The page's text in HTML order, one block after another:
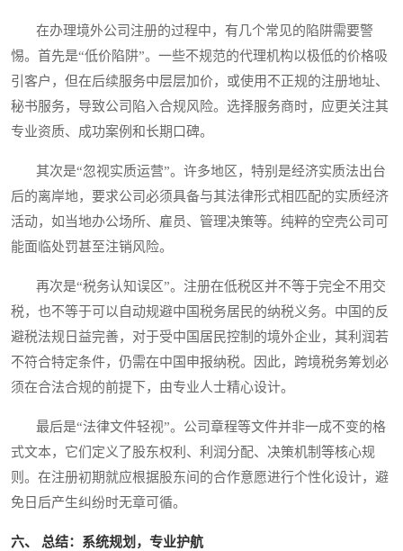
在办理境外公司注册的过程中，有几个常见的陷阱需要警
惕。首先是“低价陷阱”。一些不规范的代理机构以极低的价格吸
引客户，但在后续服务中层层加价，或使用不正规的注册地址、
秘书服务，导致公司陷入合规风险。选择服务商时，应更关注其
专业资质、成功案例和长期口碑。
其次是“忽视实质运营”。许多地区，特别是经济实质法出台
后的离岸地，要求公司必须具备与其法律形式相匹配的实质经济
活动，如当地办公场所、雇员、管理决策等。纯粹的空壳公司可
能面临处罚甚至注销风险。
再次是“税务认知误区”。注册在低税区并不等于完全不用交
税，也不等于可以自动规避中国税务居民的纳税义务。中国的反
避税法规日益完善，对于受中国居民控制的境外企业，其利润若
不符合特定条件，仍需在中国申报纳税。因此，跨境税务筹划必
须在合法合规的前提下，由专业人士精心设计。
最后是“法律文件轻视”。公司章程等文件并非一成不变的格
式文本，它们定义了股东权利、利润分配、决策机制等核心规
则。在注册初期就应根据股东间的合作意愿进行个性化设计，避
免日后产生纠纷时无章可循。
六、 总结：系统规划，专业护航